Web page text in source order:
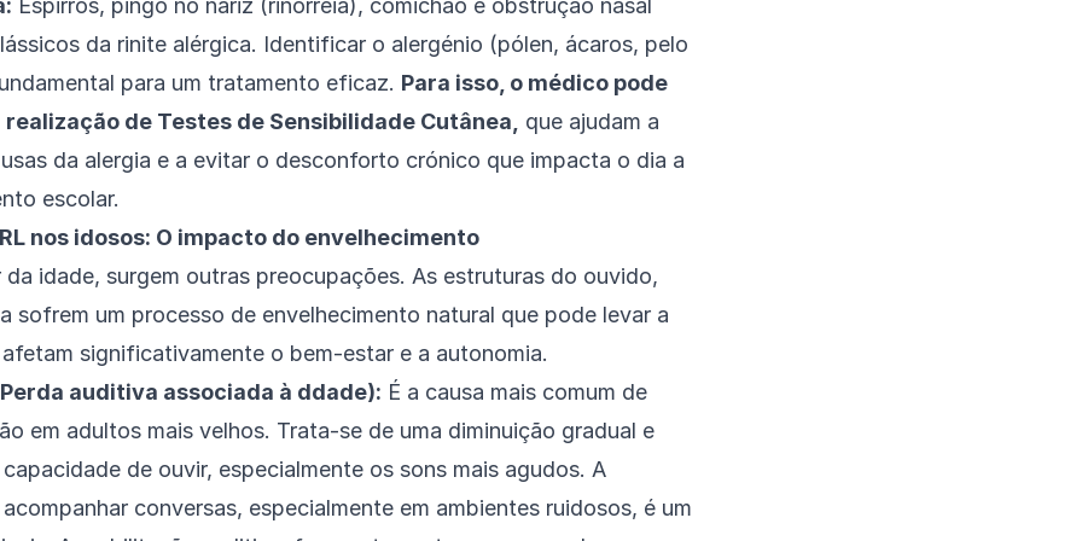
da rinite alérgica. Identificar o alergénio (pólen, ácaros, pelo
para um tratamento eficaz. Para isso, o médico pode
de Testes de Sensibilidade Cutânea,
que ajudam a
da alergia e a evitar o desconforto crónico que impacta o dia a
escolar.
nos idosos: O impacto do envelhecimento
da idade, surgem outras preocupações. As estruturas do ouvido,
sofrem um processo de envelhecimento natural que pode levar a
significativamente o bem-estar e a autonomia.
auditiva associada à ddade): É a causa mais comum de
em adultos mais velhos. Trata-se de uma diminuição gradual e
de ouvir, especialmente os sons mais agudos. A
conversas, especialmente em ambientes ruidosos, é um